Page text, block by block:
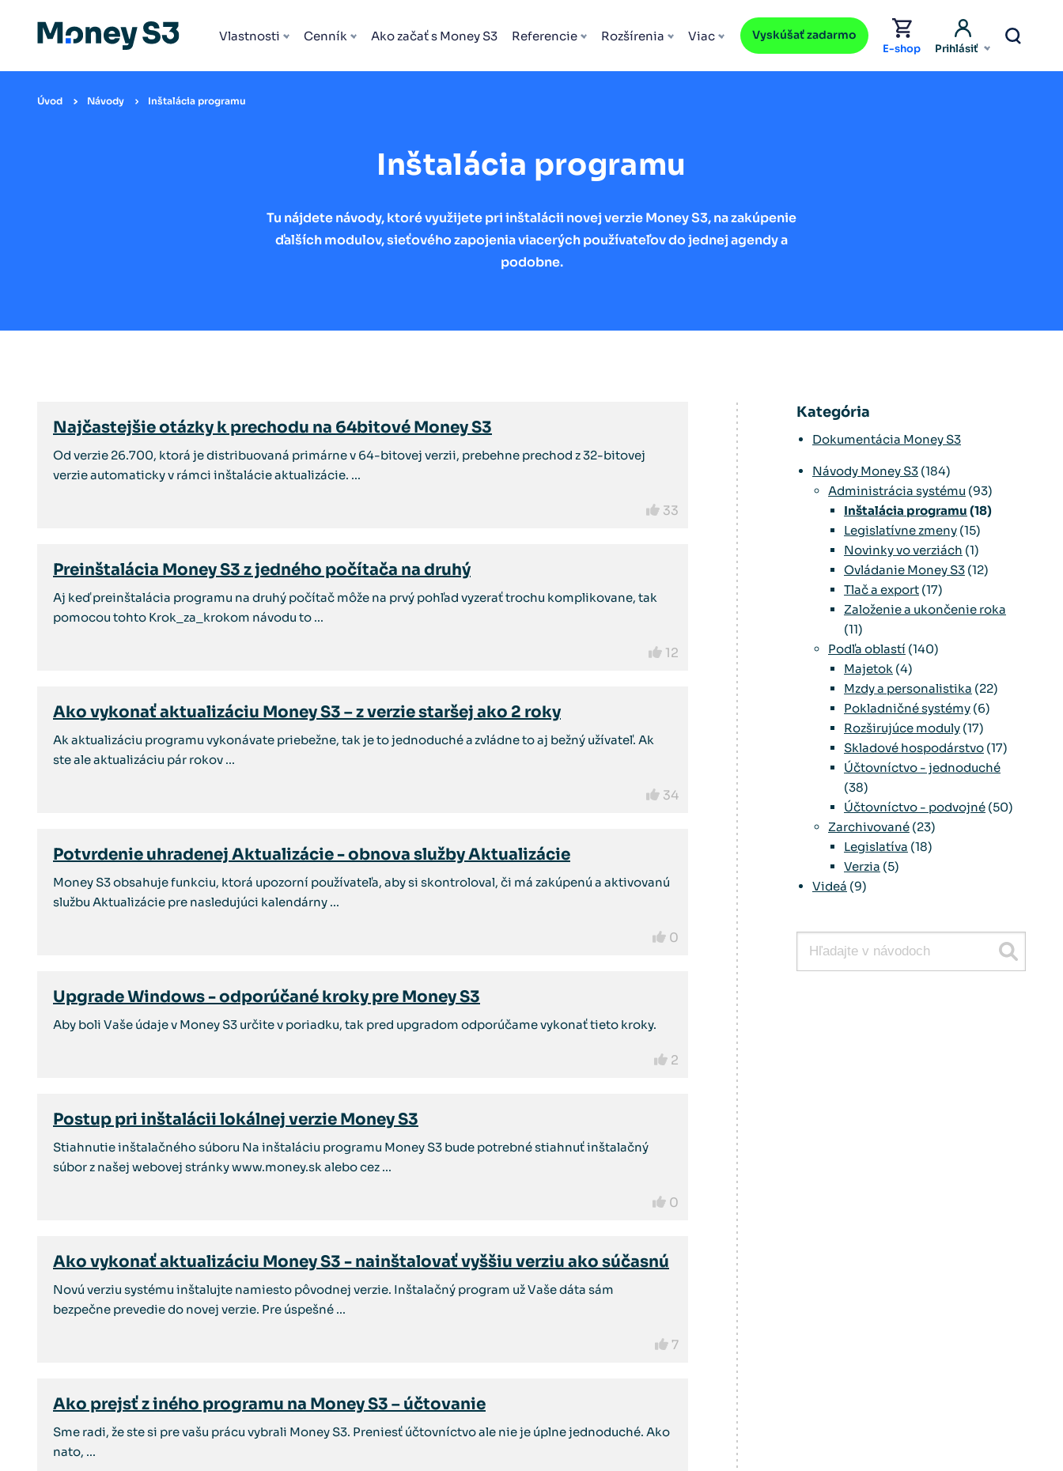
Vlastnosti Cenník Ako začať s Money S3 Referencie Rozšírenia Viac Vyskúšať zadarmo
E-shop Prihlásiť
Úvod Návody Inštalácia programu
Inštalácia programu
Tu nájdete návody, ktoré využijete pri inštalácii novej verzie Money S3, na zakúpenie
ďalších modulov, sieťového zapojenia viacerých používateľov do jednej agendy a
podobne.
Najčastejšie otázky k prechodu na 64bitové Money S3
Od verzie 26.700, ktorá je distribuovaná primárne v 64-bitovej verzii, prebehne prechod z 32-bitovej
verzie automaticky v rámci inštalácie aktualizácie. ...
33
Preinštalácia Money S3 z jedného počítača na druhý
Aj keď preinštalácia programu na druhý počítač môže na prvý pohľad vyzerať trochu komplikovane, tak
pomocou tohto Krok_za_krokom návodu to ...
12
Ako vykonať aktualizáciu Money S3 – z verzie staršej ako 2 roky
Ak aktualizáciu programu vykonávate priebežne, tak je to jednoduché a zvládne to aj bežný užívateľ. Ak
ste ale aktualizáciu pár rokov ...
34
Potvrdenie uhradenej Aktualizácie - obnova služby Aktualizácie
Money S3 obsahuje funkciu, ktorá upozorní používateľa, aby si skontroloval, či má zakúpenú a aktivovanú
službu Aktualizácie pre nasledujúci kalendárny ...
0
Upgrade Windows - odporúčané kroky pre Money S3
Aby boli Vaše údaje v Money S3 určite v poriadku, tak pred upgradom odporúčame vykonať tieto kroky.
2
Postup pri inštalácii lokálnej verzie Money S3
Stiahnutie inštalačného súboru Na inštaláciu programu Money S3 bude potrebné stiahnuť inštalačný
súbor z našej webovej stránky www.money.sk alebo cez ...
0
Ako vykonať aktualizáciu Money S3 - nainštalovať vyššiu verziu ako súčasnú
Novú verziu systému inštalujte namiesto pôvodnej verzie. Inštalačný program už Vaše dáta sám
bezpečne prevedie do novej verzie. Pre úspešné ...
7
Ako prejsť z iného programu na Money S3 – účtovanie
Sme radi, že ste si pre vašu prácu vybrali Money S3. Preniesť účtovníctvo ale nie je úplne jednoduché. Ako
nato, ...
Kategória
Dokumentácia Money S3
Návody Money S3(184)
Administrácia systému (93)
Inštalácia programu (18)
Legislatívne zmeny(15)
Novinky vo verziách (1)
Ovládanie Money S3(12)
Tlač a export(17)
Založenie a ukončenie roka
(11)
Podľa oblastí (140)
Majetok (4)
Mzdy a personalistika (22)
Pokladničné systémy(6)
Rozširujúce moduly(17)
Skladové hospodárstvo(17)
Účtovníctvo - jednoduché
(38)
Účtovníctvo - podvojné(50)
Zarchivované(23)
Legislatíva (18)
Verzia (5)
Videá (9)